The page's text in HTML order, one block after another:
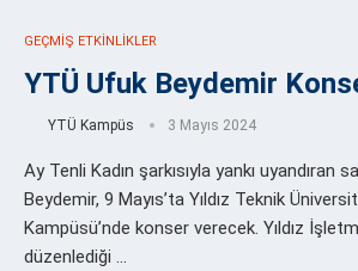
GEÇMIŞ ETKINLIKLER
YTÜ Ufuk Beydemir
YTÜ Kampüs 3 Mayıs 2024
Ay Tenli Kadın şarkısıyla yankı uyandıran
Beydemir, 9 Mayıs’ta Yıldız Teknik
Kampüsü’nde konser verecek. Yıldız
düzenlediği …